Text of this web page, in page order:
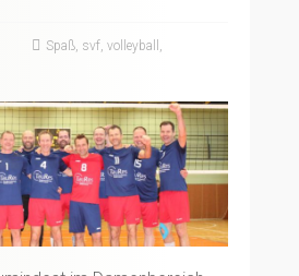
Spaß, svf, volleyball ,